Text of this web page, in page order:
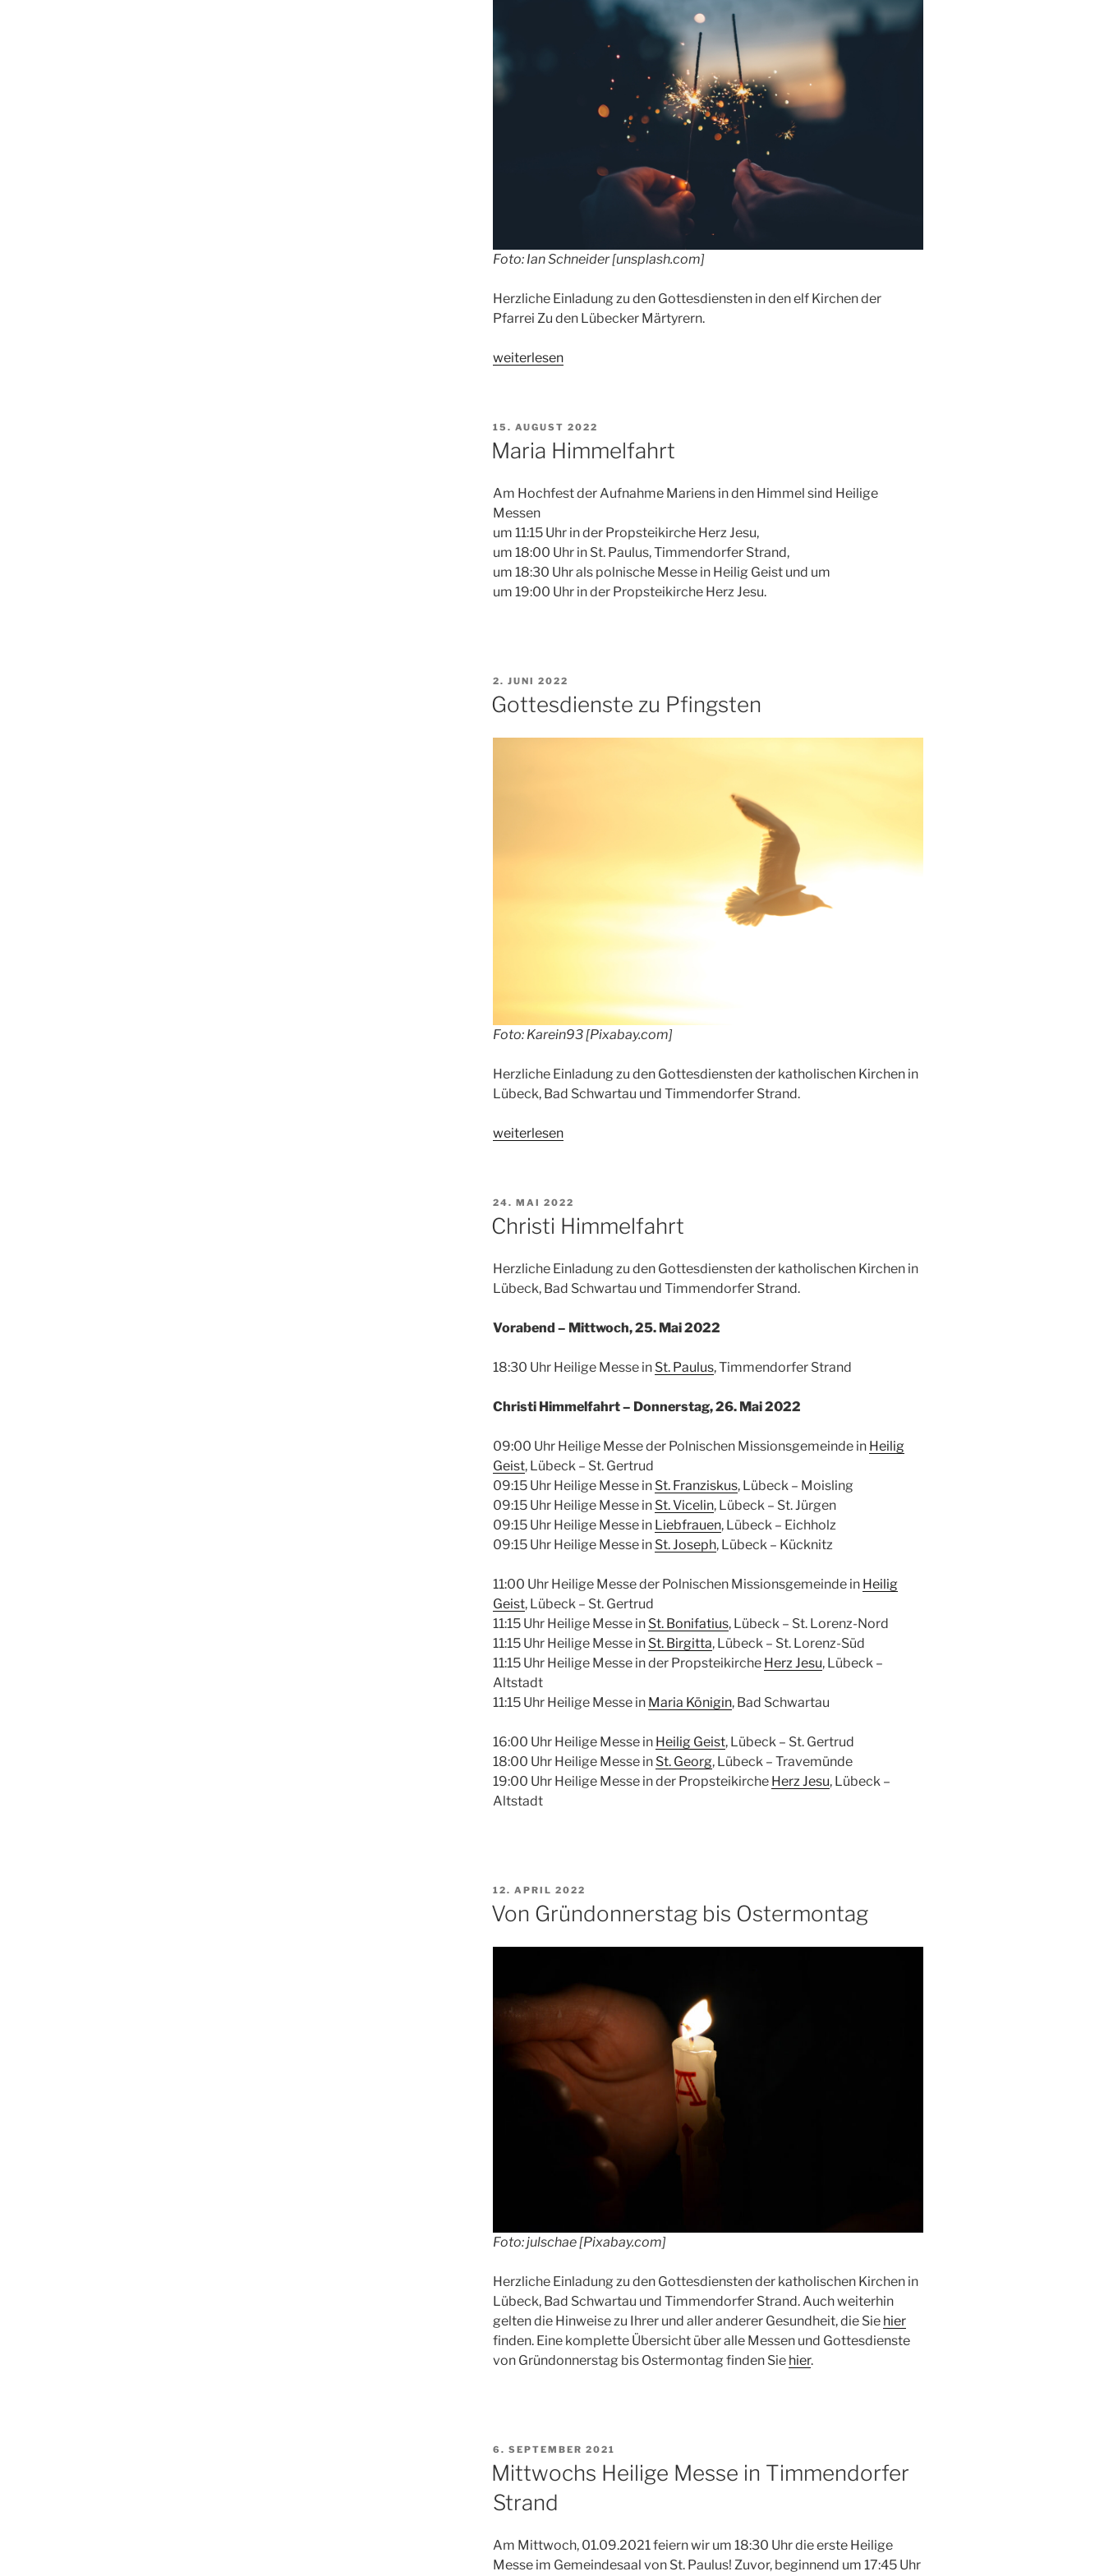
Foto: Ian Schneider [unsplash.com]
Herzliche Einladung zu den Gottesdiensten in den elf Kirchen der
Pfarrei Zu den Lübecker Märtyrern.
„Gottesdienste
weiterlesen
VERÖFFENTLICHT
15. AUGUST 2022
Maria Himmelfahrt
Am Hochfest der Aufnahme Mariens in den Himmel sind Heilige
Messen
um 11:15 Uhr in der Propsteikirche Herz Jesu,
um 18:00 Uhr in St. Paulus, Timmendorfer Strand,
um 18:30 Uhr als polnische Messe in Heilig Geist und um
um 19:00 Uhr in der Propsteikirche Herz Jesu.
VERÖFFENTLICHT
AM
2. JUNI 2022
Gottesdienste zu Pfingsten
Foto: Karein93 [Pixabay.com]
Herzliche Einladung zu den Gottesdiensten der katholischen Kirchen in
Lübeck, Bad Schwartau und Timmendorfer Strand.
„Gottesdienste
weiterlesen
VERÖFFENTLICHT
AM
24. MAI 2022
Christi Himmelfahrt
Herzliche Einladung zu den Gottesdiensten der katholischen Kirchen in
Lübeck, Bad Schwartau und Timmendorfer Strand.
Vorabend – Mittwoch, 25. Mai 2022
18:30 Uhr Heilige Messe in St. Paulus, Timmendorfer Strand
Christi Himmelfahrt – Donnerstag, 26. Mai 2022
09:00 Uhr Heilige Messe der Polnischen Missionsgemeinde in Heilig
Geist, Lübeck – St. Gertrud
09:15 Uhr Heilige Messe in St. Franziskus, Lübeck – Moisling
09:15 Uhr Heilige Messe in St. Vicelin, Lübeck – St. Jürgen
09:15 Uhr Heilige Messe in Liebfrauen, Lübeck – Eichholz
09:15 Uhr Heilige Messe in St. Joseph, Lübeck – Kücknitz
11:00 Uhr Heilige Messe der Polnischen Missionsgemeinde in Heilig
Geist, Lübeck – St. Gertrud
11:15 Uhr Heilige Messe in St. Bonifatius, Lübeck – St. Lorenz-Nord
11:15 Uhr Heilige Messe in St. Birgitta, Lübeck – St. Lorenz-Süd
11:15 Uhr Heilige Messe in der Propsteikirche Herz Jesu, Lübeck –
Altstadt
11:15 Uhr Heilige Messe in Maria Königin, Bad Schwartau
16:00 Uhr Heilige Messe in Heilig Geist, Lübeck – St. Gertrud
18:00 Uhr Heilige Messe in St. Georg, Lübeck – Travemünde
19:00 Uhr Heilige Messe in der Propsteikirche Herz Jesu, Lübeck –
Altstadt
VERÖFFENTLICHT
AM
12. APRIL 2022
Von Gründonnerstag bis Ostermontag
Foto: julschae [Pixabay.com]
Herzliche Einladung zu den Gottesdiensten der katholischen Kirchen in
Lübeck, Bad Schwartau und Timmendorfer Strand. Auch weiterhin
gelten die Hinweise zu Ihrer und aller anderer Gesundheit, die Sie hier
finden. Eine komplette Übersicht über alle Messen und Gottesdienste
von Gründonnerstag bis Ostermontag finden Sie hier.
VERÖFFENTLICHT
6. SEPTEMBER 2021
Mittwochs Heilige Messe in Timmendorfer
Strand
Am Mittwoch, 01.09.2021 feiern wir um 18:30 Uhr die erste Heilige
Messe im Gemeindesaal von St. Paulus! Zuvor, beginnend um 17:45 Uhr